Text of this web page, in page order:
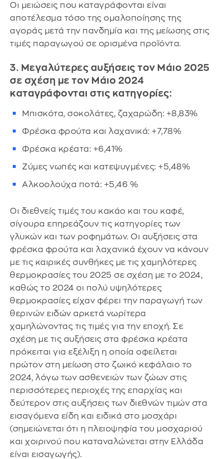
Οι μειώσεις που καταγράφονται είναι
αποτέλεσμα τόσο της ομαλοποίησης της
αγοράς μετά την πανδημία και της μείωσης στις
τιμές παραγωγού σε ορισμένα προϊόντα.
3. Μεγαλύτερες αυξήσεις τον Μάιο 2025
σε σχέση με τον Μάιο 2024
καταγράφονται στις κατηγορίες:
Μπισκότα, σοκολάτες, ζαχαρώδη: +8,83%
Φρέσκα φρούτα και λαχανικά: +7,78%
Φρέσκα κρέατα: +6,41%
Ζύμες νωπές και κατεψυγμένες: +5,48%
Αλκοολούχα ποτά: +5,46 %
Οι διεθνείς τιμές του κακάο και του καφέ,
σίγουρα επηρεάζουν τις κατηγορίες των
γλυκών και των ροφημάτων. Οι αυξήσεις στα
φρέσκα φρούτα και λαχανικά έχουν να κάνουν
με τις καιρικές συνθήκες με τις χαμηλότερες
θερμοκρασίες του 2025 σε σχέση με το 2024,
καθώς το 2024 οι πολύ υψηλότερες
θερμοκρασίες είχαν φέρει την παραγωγή των
θερινών ειδών αρκετά νωρίτερα
χαμηλώνοντας τις τιμές για την εποχή. Σε
σχέση με τις αυξήσεις στα φρέσκα κρέατα
πρόκειται για εξέλιξη η οποία οφείλεται
πρώτον στη μείωση στο ζωικό κεφάλαιο το
2024, λόγω των ασθενειών των ζώων στις
περισσότερες περιοχές της επαρχίας και
δεύτερον στις αυξήσεις των διεθνών τιμών στα
εισαγόμενα είδη και ειδικά στο μοσχάρι
(σημειώνεται ότι η πλειοψηφία του μοσχαριού
και χοιρινού που καταναλώνεται στην Ελλάδα
είναι εισαγωγής).